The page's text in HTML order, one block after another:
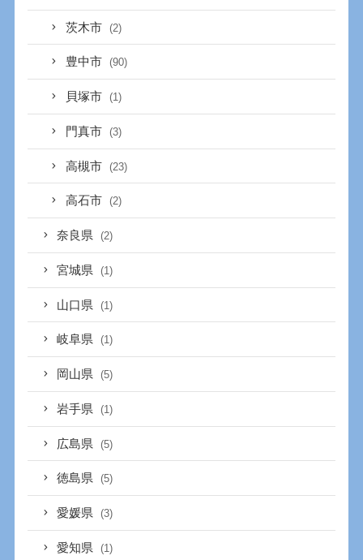
茨木市 (2)
豊中市 (90)
貝塚市 (1)
門真市 (3)
高槻市 (23)
高石市 (2)
奈良県 (2)
宮城県 (1)
山口県 (1)
岐阜県 (1)
岡山県 (5)
岩手県 (1)
広島県 (5)
徳島県 (5)
愛媛県 (3)
愛知県 (1)